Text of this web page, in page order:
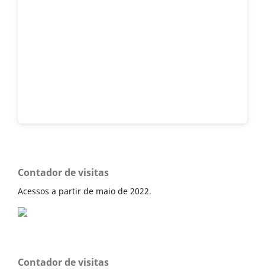
Contador de visitas
Acessos a partir de maio de 2022.
Contador de visitas